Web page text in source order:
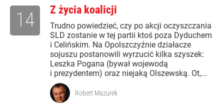
Z życia koalicji
Trudno powiedzieć, czy po akcji oczyszczania
SLD zostanie w tej partii ktoś poza Dyduchem
i Celińskim. Na Opolszczyźnie działacze
sojuszu postanowili wyrzucić kilka szyszek:
Leszka Pogana (bywał wojewodą
i prezydentem) oraz niejaką Olszewską. Ot,...
14
Robert Mazurek